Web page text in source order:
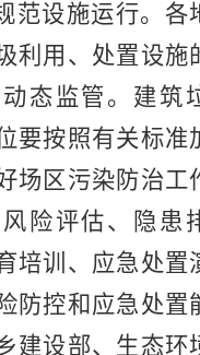
范设施运行。各
利用、处置设施
态监管。建筑
要按照有关标准
场区污染防治工
险评估、隐患
培训、应急处置
防控和应急处置
建设部、生态环